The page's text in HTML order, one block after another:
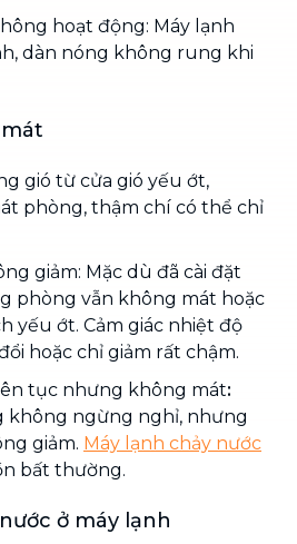
hoạt động: Máy lạnh
dàn nóng không rung khi
gió từ cửa gió yếu ớt,
phòng, thậm chí có thể chỉ
giảm: Mặc dù đã cài đặt
phòng vẫn không mát hoặc
yếu ớt. Cảm giác nhiệt độ
hoặc chỉ giảm rất chậm.
tục nhưng không mát:
không ngừng nghỉ, nhưng
giảm. Máy lạnh chảy nước
bất thường.
ở máy lạnh